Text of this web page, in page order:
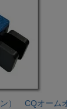
） CQオーム